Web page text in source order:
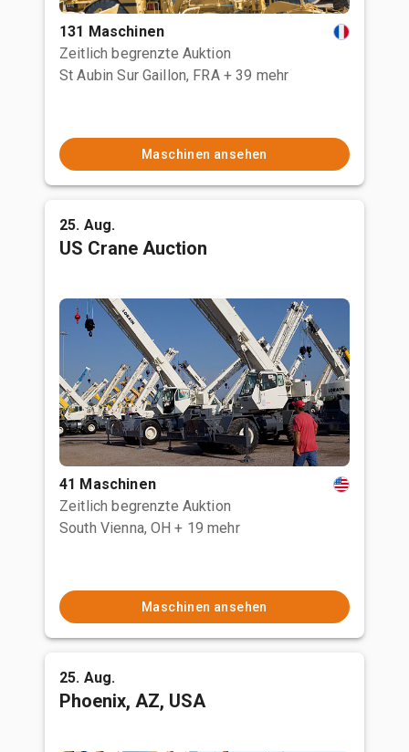
131 Maschinen
Zeitlich begrenzte Auktion
St Aubin Sur Gaillon, FRA + 39 mehr
Maschinen ansehen
25. Aug.
US Crane Auction
41 Maschinen
Zeitlich begrenzte Auktion
South Vienna, OH + 19 mehr
Maschinen ansehen
25. Aug.
Phoenix, AZ, USA